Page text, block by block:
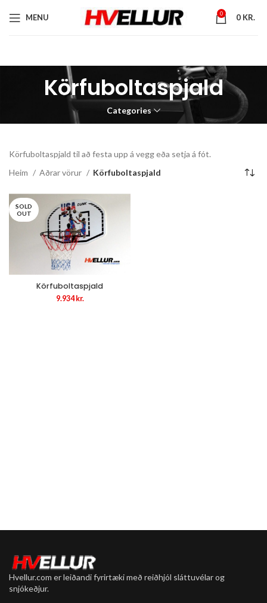
MENU 0 0 KR.
Körfuboltaspjald
Categories
Körfuboltaspjald til að festa upp á vegg eða setja á fót.
Heim
Aðrar vörur Körfuboltaspjald
SOLD
OUT
Körfuboltaspjald
9.934 kr.
Hvellur.com er leiðandi fyrirtæki með reiðhjól sláttuvélar og
snjókeðjur.